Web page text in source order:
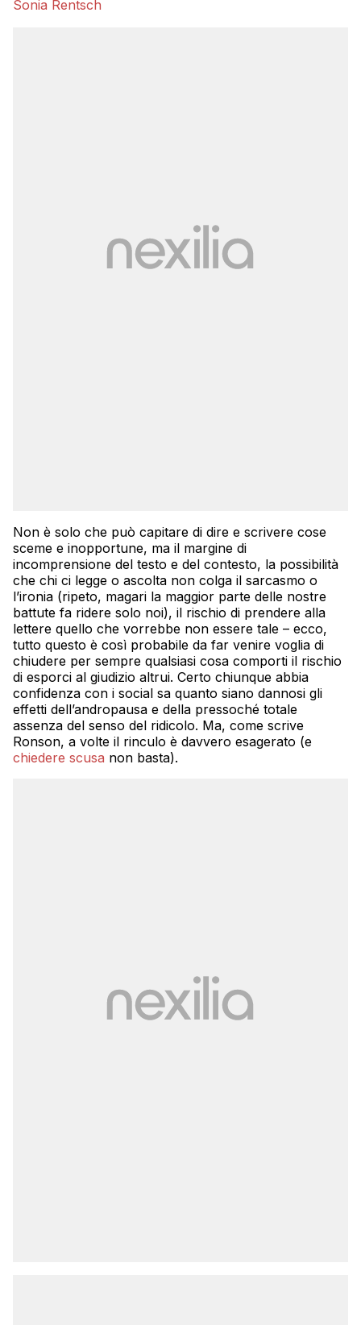
Sonia Rentsch
Non è solo che può capitare di dire e scrivere cose
sceme e inopportune, ma il margine di
incomprensione del testo e del contesto, la possibilità
che chi ci legge o ascolta non colga il sarcasmo o
l’ironia (ripeto, magari la maggior parte delle nostre
battute fa ridere solo noi), il rischio di prendere alla
lettere quello che vorrebbe non essere tale – ecco,
tutto questo è così probabile da far venire voglia di
chiudere per sempre qualsiasi cosa comporti il rischio
di esporci al giudizio altrui. Certo chiunque abbia
confidenza con i social sa quanto siano dannosi gli
effetti dell’andropausa e della pressoché totale
assenza del senso del ridicolo. Ma, come scrive
Ronson, a volte il rinculo è davvero esagerato (e
chiedere scusa non basta).